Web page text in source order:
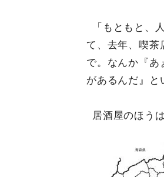
「もともと、
て、去年、喫茶
で。なんか『あ
があるんだ』と
居酒屋のほうは